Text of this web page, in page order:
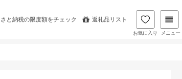
と納税の限度額をチェック 返礼品リスト
お気に入り メニュー